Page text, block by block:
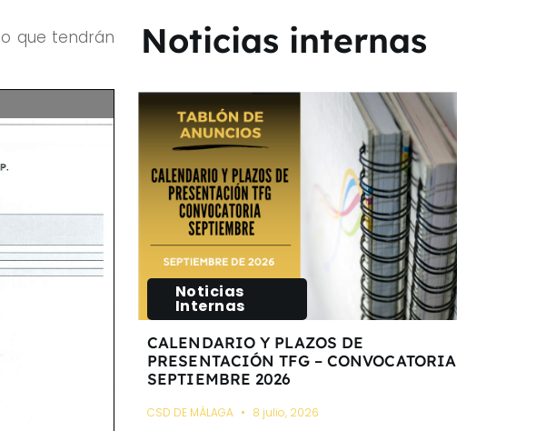
que tendrán
Noticias internas
Noticias
Internas
CALENDARIO Y PLAZOS DE
PRESENTACIÓN TFG – CONVOCATORIA
SEPTIEMBRE 2026
CSD DE MÁLAGA 8 julio, 2026